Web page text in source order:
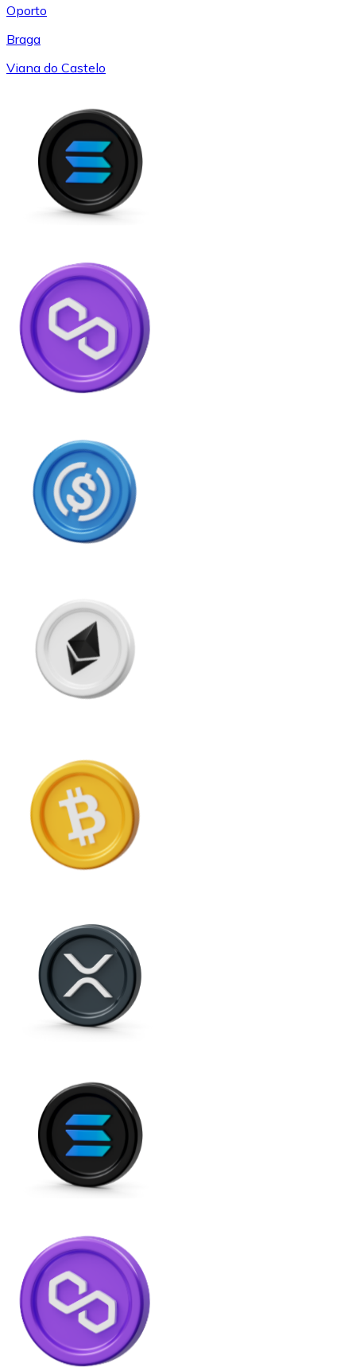
Oporto
Braga
Viana do Castelo